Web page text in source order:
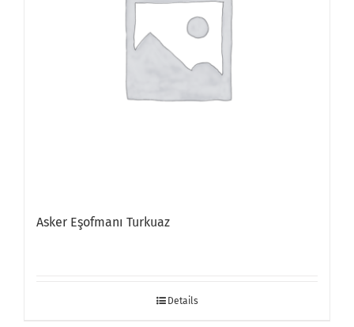
Asker Eşofmanı Turkuaz
Details